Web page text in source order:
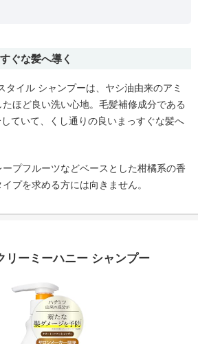
ぐな髪へ導く
タイル シャンプーは、ヤシ油由来のアミ
ほど良い洗い心地。毛髪補修成分である
ていて、くし通りの良いまっすぐな髪へ
プフルーツなどベースとした柑橘系の香
プを求める方には向きません。
リーミーハニー シャンプー